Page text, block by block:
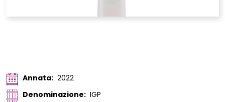
Annata: 2022
Denominazione: IGP